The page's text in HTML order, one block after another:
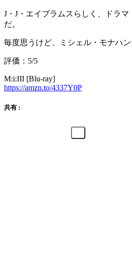
J・J・エイブラムスらしく、ドラ
だ。
毎度思うけど、ミシェル・モナハン
評価：5/5
M:i:III [Blu-ray]
https://amzn.to/4337Y0P
共有 :